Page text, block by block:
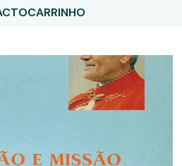
CARRINHO